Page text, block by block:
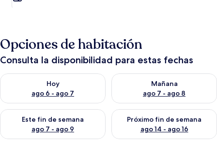
Opciones de habitación
Consulta la disponibilidad para estas fechas
Hoy
ago 6 - ago 7
Consulta la disponibilidad para hoy ago 6 - ago 7
Mañana
ago 7 - ago 8
Consulta la disponibilidad
Este fin de semana
ago 7 - ago 9
Consulta la disponibilidad para este fin de semana ago 7 -
Próximo fin de semana
ago 14 - ago 16
Consulta la disponibilidad